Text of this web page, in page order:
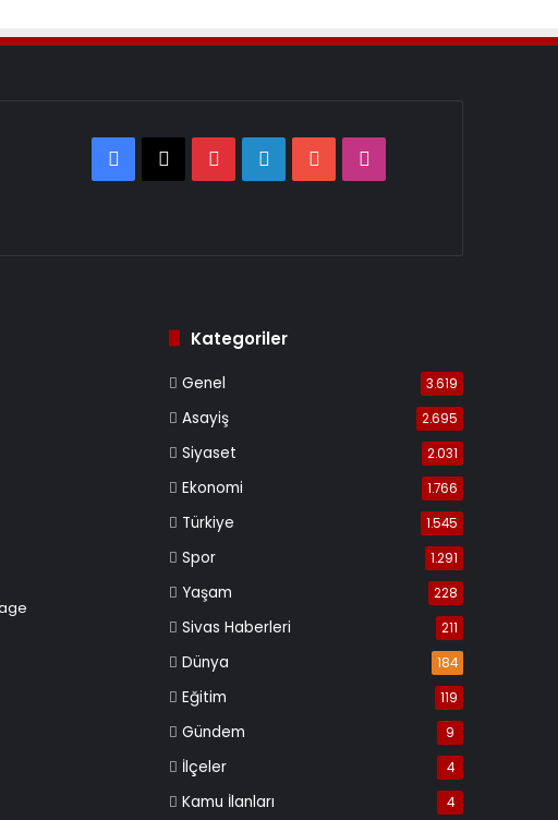
Facebook
X PinterestLinkedInYouTube
Kategoriler
Genel 3.619
Asayiş 2.695
Siyaset 2.031
Ekonomi 1.766
Türkiye 1.545
Spor 1.291
Yaşam 228
Sivas Haberleri 211
Dünya 184
Eğitim 119
Gündem 9
İlçeler 4
Kamu İlanları 4